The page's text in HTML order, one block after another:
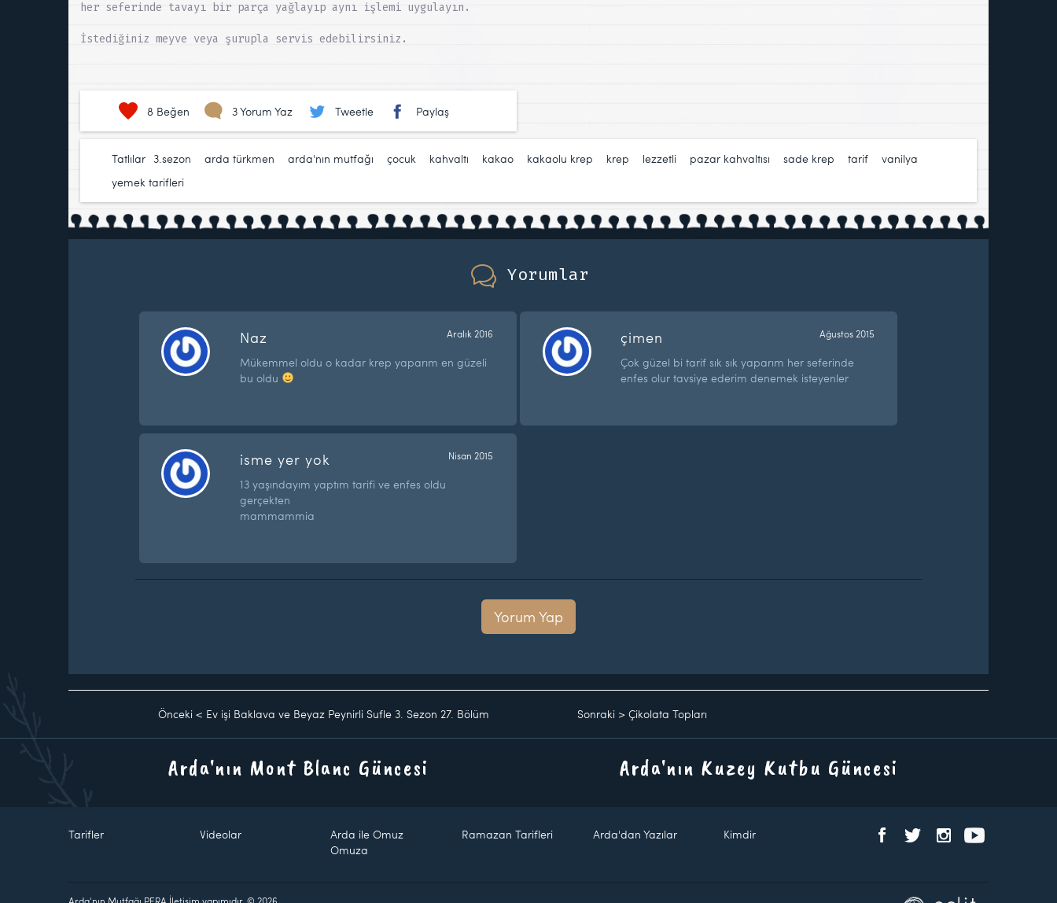
her seferinde tavayı bir parça yağlayıp aynı işlemi uygulayın.
İstediğiniz meyve veya şurupla servis edebilirsiniz.
8 Beğen 3 Yorum Yaz Tweetle Paylaş
Tatlılar 3.sezon arda türkmen arda'nın mutfağı çocuk kahvaltı kakao kakaolu krep krep lezzetli pazar kahvaltısı sade krep tarif vanilya
yemek tarifleri
Yorumlar
Naz Aralık 2016
Mükemmel oldu o kadar krep yaparım en güzeli
bu oldu
çimen Ağustos 2015
Çok güzel bi tarif sık sık yaparım her seferinde
enfes olur tavsiye ederim denemek isteyenler
isme yer yok Nisan 2015
13 yaşındayım yaptım tarifi ve enfes oldu
gerçekten
mammammia
Yorum Yap
Önceki < Ev işi Baklava ve Beyaz Peynirli Sufle 3. Sezon 27. Bölüm Sonraki > Çikolata Topları
Arda'nın Mont Blanc Güncesi Arda'nın Kuzey Kutbu Güncesi
Tarifler Videolar
Arda ile Omuz
Omuza
Ramazan Tarifleri Arda'dan Yazılar Kimdir